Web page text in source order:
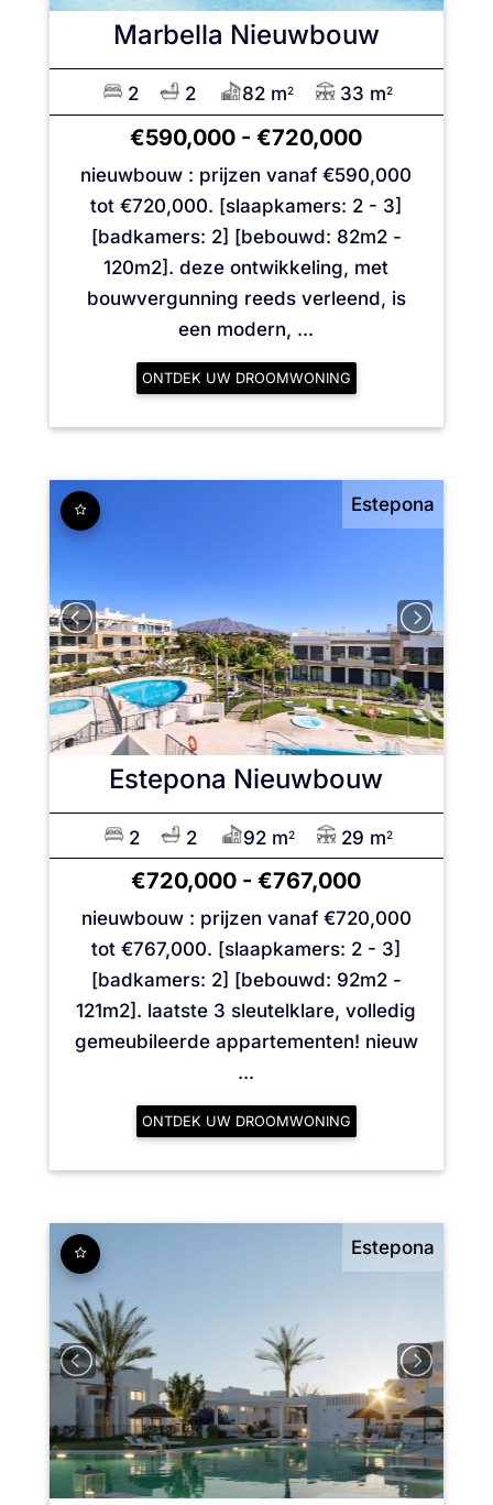
Marbella Nieuwbouw
2 2 82 m2 33 m2
€590,000 -€720,000
nieuwbouw : prijzen vanaf €590,000
tot €720,000. [slaapkamers: 2 - 3]
[badkamers: 2] [bebouwd: 82m2 -
120m2]. deze ontwikkeling, met
bouwvergunning reeds verleend, is
een modern, ...
ONTDEK UW DROOMWONING
Estepona
Estepona Nieuwbouw
2 2 92 m2 29 m2
€720,000 -€767,000
nieuwbouw : prijzen vanaf €720,000
tot €767,000. [slaapkamers: 2 - 3]
[badkamers: 2] [bebouwd: 92m2 -
121m2]. laatste 3 sleutelklare, volledig
gemeubileerde appartementen! nieuw
...
ONTDEK UW DROOMWONING
Estepona